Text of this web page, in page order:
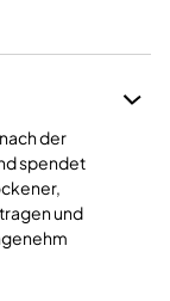
der
spendet
und